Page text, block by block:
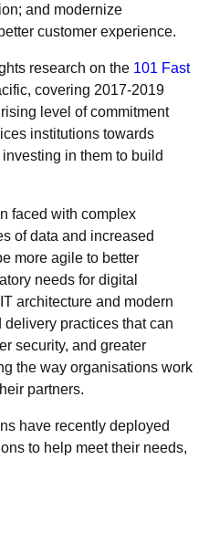
and modernize
customer experience.
research on the 101 Fast
covering 2017-2019
level of commitment
institutions towards
in them to build
faced with complex
of data and increased
more agile to better
needs for digital
architecture and modern
practices that can
security, and greater
the way organisations work
partners.
have recently deployed
to help meet their needs,